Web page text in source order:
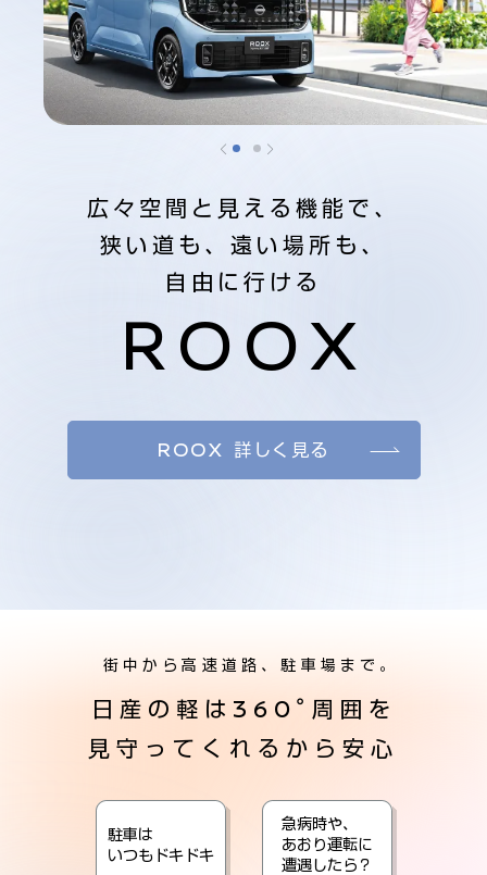
広々空間と見える機能で、
狭い道も、遠い場所も、
自由に行ける
ROOX
ROOX 詳しく見る
街中から高速道路、駐車場まで。
日産の軽は360°周囲を
見守ってくれるから安心
駐車は
いつもドキドキ
急病時や、
あおり運転に
遭遇したら？